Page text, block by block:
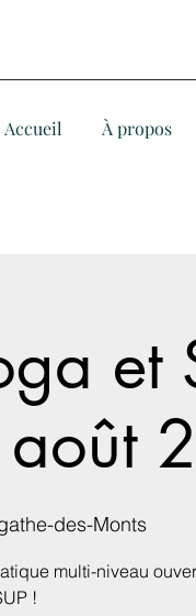
Accueil À propos
et
des-Monts
multi-niveau
!